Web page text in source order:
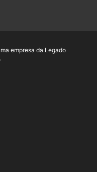
empresa da Legado